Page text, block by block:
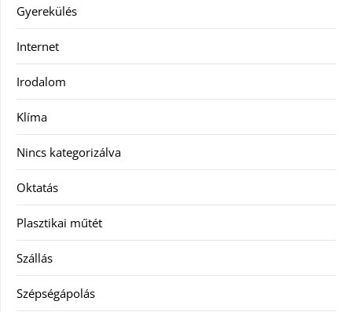
Gyerekülés
Internet
Irodalom
Klíma
Nincs kategorizálva
Oktatás
Plasztikai műtét
Szállás
Szépségápolás